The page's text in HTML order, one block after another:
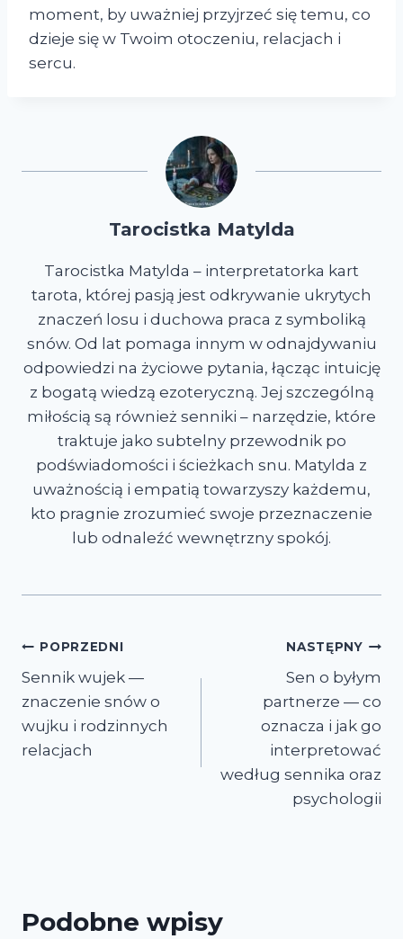
moment, by uważniej przyjrzeć się temu, co
dzieje się w Twoim otoczeniu, relacjach i
sercu.
Tarocistka Matylda
Tarocistka Matylda – interpretatorka kart
tarota, której pasją jest odkrywanie ukrytych
znaczeń losu i duchowa praca z symboliką
snów. Od lat pomaga innym w odnajdywaniu
odpowiedzi na życiowe pytania, łącząc intuicję
z bogatą wiedzą ezoteryczną. Jej szczególną
miłością są również senniki – narzędzie, które
traktuje jako subtelny przewodnik po
podświadomości i ścieżkach snu. Matylda z
uważnością i empatią towarzyszy każdemu,
kto pragnie zrozumieć swoje przeznaczenie
lub odnaleźć wewnętrzny spokój.
Nawigacja
wpisu
POPRZEDNI
Sennik wujek —
znaczenie snów o
wujku i rodzinnych
relacjach
NASTĘPNY
Sen o byłym
partnerze — co
oznacza i jak go
interpretować
według sennika oraz
psychologii
Podobne wpisy